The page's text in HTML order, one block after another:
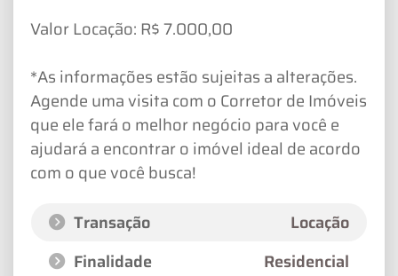
Valor Locação: R$ 7.000,00
*As informações estão sujeitas a alterações.
Agende uma visita com o Corretor de Imóveis
que ele fará o melhor negócio para você e
ajudará a encontrar o imóvel ideal de acordo
com o que você busca!
Transação
Locação
Finalidade
Residencial